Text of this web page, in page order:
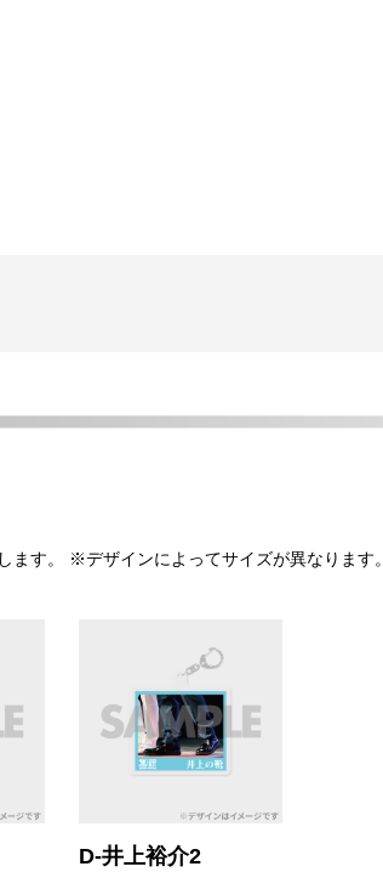
す。 ※デザインによってサイズが異なります。
D-井上裕介2